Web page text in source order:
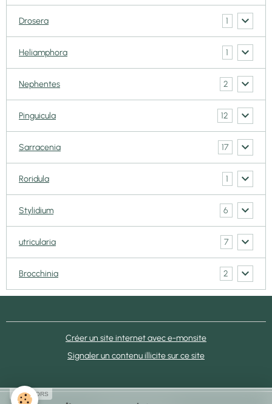
Drosera 1
Heliamphora 1
Nephentes 2
Pinguicula 12
Sarracenia 17
Roridula 1
Stylidium 6
utricularia 7
Brocchinia 2
Créer un site internet avec e-monsite
Signaler un contenu illicite sur ce site
SPONSORS